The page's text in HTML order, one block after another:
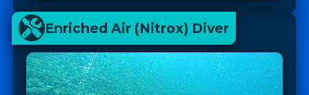
Enriched Air (Nitrox) Diver